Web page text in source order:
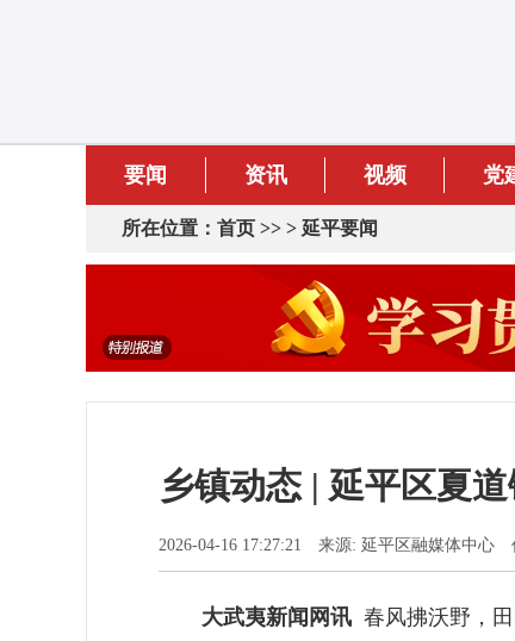
要闻 资讯 视频 党
所在位置： 首页 >> > 延平要闻
乡镇动态 | 延平区夏
2026-04-16 17:27:21 来源: 延平区融媒体中心
大武夷新闻网讯 春风拂沃野，